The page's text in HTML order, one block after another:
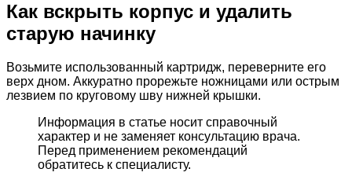
Как вскрыть корпус и удалить
старую начинку
Возьмите использованный картридж, переверните его
верх дном. Аккуратно прорежьте ножницами или острым
лезвием по круговому шву нижней крышки.
Информация в статье носит справочный
характер и не заменяет консультацию врача.
Перед применением рекомендаций
обратитесь к специалисту.